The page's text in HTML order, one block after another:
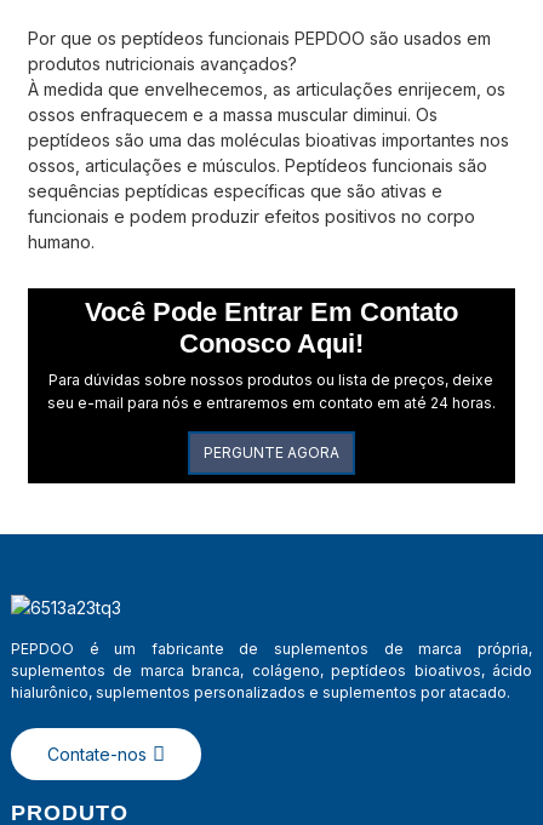
Por que os peptídeos funcionais PEPDOO são usados ​​em
produtos nutricionais avançados?
À medida que envelhecemos, as articulações enrijecem, os
ossos enfraquecem e a massa muscular diminui. Os
peptídeos são uma das moléculas bioativas importantes nos
ossos, articulações e músculos. Peptídeos funcionais são
sequências peptídicas específicas que são ativas e
funcionais e podem produzir efeitos positivos no corpo
humano.
Você Pode Entrar Em Contato
Conosco Aqui!
Para dúvidas sobre nossos produtos ou lista de preços, deixe
seu e-mail para nós e entraremos em contato em até 24 horas.
PERGUNTE AGORA
PEPDOO é um fabricante de suplementos de marca própria,
suplementos de marca branca, colágeno, peptídeos bioativos, ácido
hialurônico, suplementos personalizados e suplementos por atacado.
Contate-nos
PRODUTO